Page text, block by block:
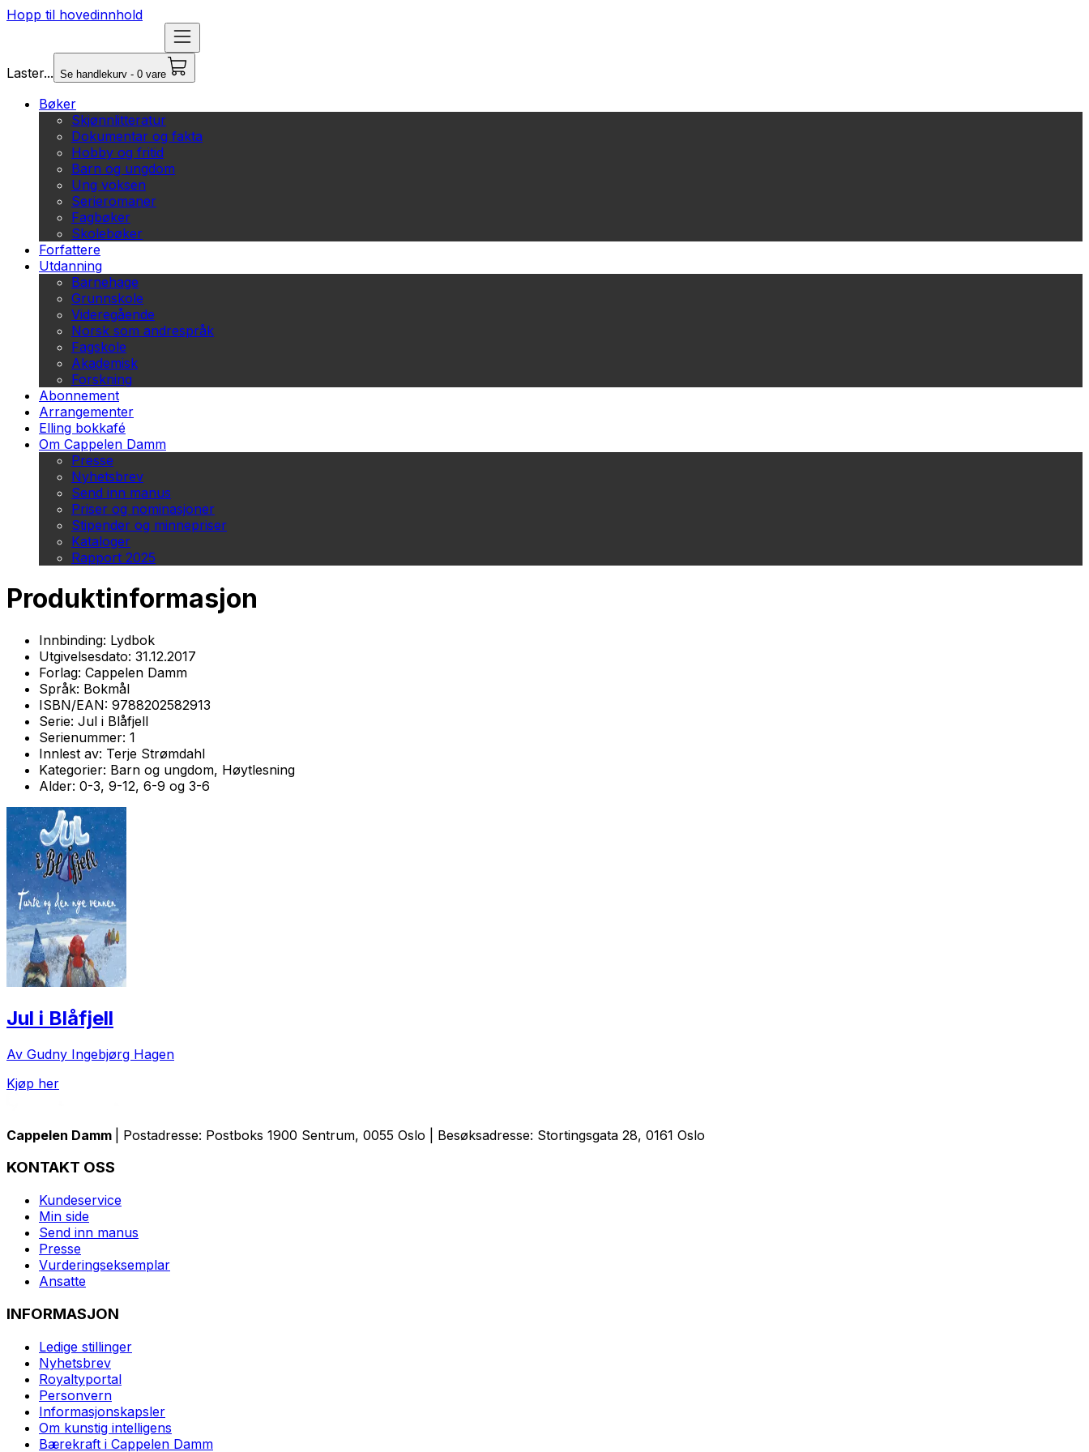
Hopp til hovedinnhold
Laster... Se handlekurv - 0 vare
Bøker
Skjønnlitteratur
Dokumentar og fakta
Hobby og fritid
Barn og ungdom
Ung voksen
Serieromaner
Fagbøker
Skolebøker
Forfattere
Utdanning
Barnehage
Grunnskole
Videregående
Norsk som andrespråk
Fagskole
Akademisk
Forskning
Abonnement
Arrangementer
Elling bokkafé
Om Cappelen Damm
Presse
Nyhetsbrev
Send inn manus
Priser og nominasjoner
Stipender og minnepriser
Kataloger
Rapport 2025
Produktinformasjon
Innbinding: Lydbok
Utgivelsesdato: 31.12.2017
Forlag: Cappelen Damm
Språk: Bokmål
ISBN/EAN: 9788202582913
Serie: Jul i Blåfjell
Serienummer: 1
Innlest av: Terje Strømdahl
Kategorier: Barn og ungdom, Høytlesning
Alder: 0-3, 9-12, 6-9 og 3-6
Jul i Blåfjell
Av Gudny Ingebjørg Hagen
Kjøp her
Cappelen Damm | Postadresse: Postboks 1900 Sentrum, 0055 Oslo | Besøksadresse: Stortingsgata 28, 0161 Oslo
KONTAKT OSS
Kundeservice
Min side
Send inn manus
Presse
Vurderingseksemplar
Ansatte
INFORMASJON
Ledige stillinger
Nyhetsbrev
Royaltyportal
Personvern
Informasjonskapsler
Om kunstig intelligens
Bærekraft i Cappelen Damm